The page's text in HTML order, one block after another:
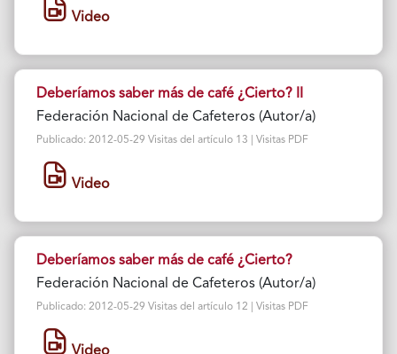
Video
Deberíamos saber más de café ¿Cierto? II
Federación Nacional de Cafeteros (Autor/a)
Publicado: 2012-05-29 Visitas del artículo 13 | Visitas PDF
Video
Deberíamos saber más de café ¿Cierto?
Federación Nacional de Cafeteros (Autor/a)
Publicado: 2012-05-29 Visitas del artículo 12 | Visitas PDF